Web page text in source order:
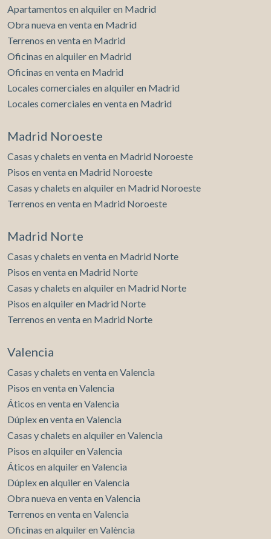
Apartamentos en alquiler en Madrid
Obra nueva en venta en Madrid
Terrenos en venta en Madrid
Oficinas en alquiler en Madrid
Oficinas en venta en Madrid
Locales comerciales en alquiler en Madrid
Locales comerciales en venta en Madrid
Madrid Noroeste
Casas y chalets en venta en Madrid Noroeste
Pisos en venta en Madrid Noroeste
Casas y chalets en alquiler en Madrid Noroeste
Terrenos en venta en Madrid Noroeste
Madrid Norte
Casas y chalets en venta en Madrid Norte
Pisos en venta en Madrid Norte
Casas y chalets en alquiler en Madrid Norte
Pisos en alquiler en Madrid Norte
Terrenos en venta en Madrid Norte
Valencia
Casas y chalets en venta en Valencia
Pisos en venta en Valencia
Áticos en venta en Valencia
Dúplex en venta en Valencia
Casas y chalets en alquiler en Valencia
Pisos en alquiler en Valencia
Áticos en alquiler en Valencia
Dúplex en alquiler en Valencia
Obra nueva en venta en Valencia
Terrenos en venta en Valencia
Oficinas en alquiler en València